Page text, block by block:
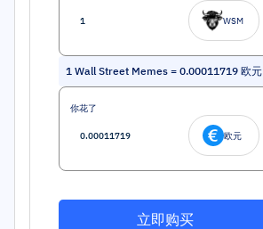
WSM
1 Wall Street Memes = 0.00011719 欧元
你花了
欧元
立即购买